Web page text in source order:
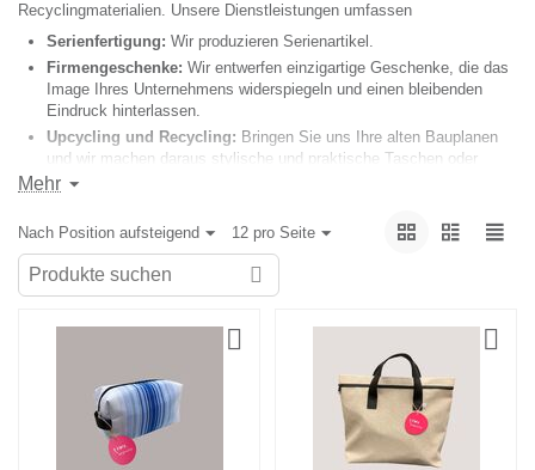
Recyclingmaterialien. Unsere Dienstleistungen umfassen
Serienfertigung:Wir produzieren Serienartikel.
Firmengeschenke:Wir entwerfen einzigartige Geschenke, die das
Image Ihres Unternehmens widerspiegeln und einen bleibenden
Eindruck hinterlassen.
Upcycling und Recycling: Bringen Sie uns Ihre alten Bauplanen
und wir machen daraus stylische und praktische Taschen oder
andere Produkte.
traditionelles Handwerk mit modernem Design verbinden, um Produkte
zu schaffen, die nicht nur schön, sondern auch nachhaltig sind.
Besuchen Sie uns und lassen Sie sich von der Kreativität und Qualität
unserer Werkstatt überzeugen.
Mehr
Nach Position aufsteigend 12 pro Seite